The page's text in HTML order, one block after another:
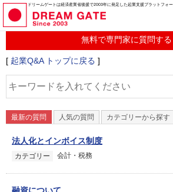
ドリームゲートは経済産業省後援で2003年に発足した起業支援プラットフォ
起業に関するみんなの質問投稿サービス
起業Q&A
無料で専門家に質問する
[ 起業Q&A トップに戻る ]
最新の質問 人気の質問 カテゴリーから探す
法人化とインボイス制度
カテゴリー 会計・税務